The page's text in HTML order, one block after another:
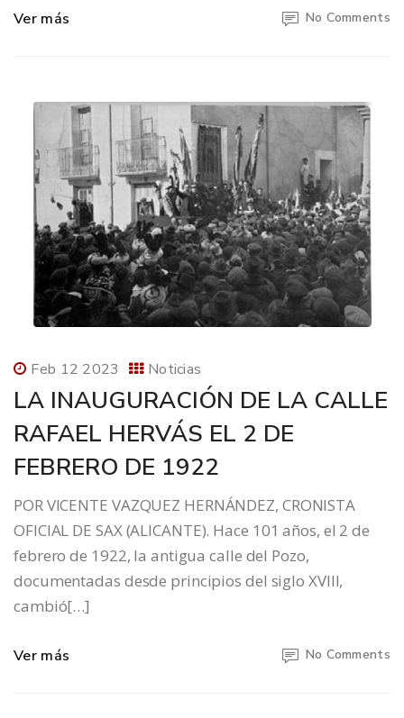
Ver más No Comments
Feb 12 2023 Noticias
LA INAUGURACIÓN DE LA CALLE
RAFAEL HERVÁS EL 2 DE
FEBRERO DE 1922
POR VICENTE VAZQUEZ HERNÁNDEZ, CRONISTA
OFICIAL DE SAX (ALICANTE). Hace 101 años, el 2 de
febrero de 1922, la antigua calle del Pozo,
documentadas desde principios del siglo XVIII,
cambió[…]
Ver más No Comments